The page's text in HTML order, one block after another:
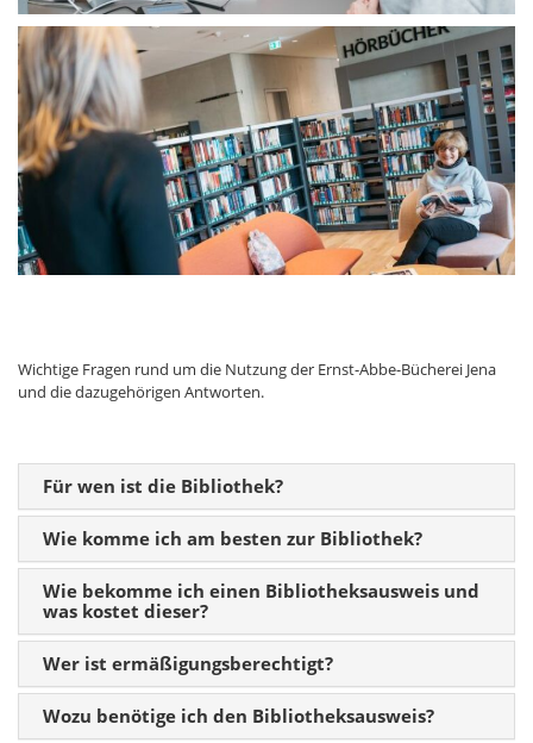
Wichtige Fragen rund um die Nutzung der Ernst-Abbe-Bücherei Jena
und die dazugehörigen Antworten.
Für wen ist die Bibliothek?
Wie komme ich am besten zur Bibliothek?
Wie bekomme ich einen Bibliotheksausweis und
was kostet dieser?
Wer ist ermäßigungsberechtigt?
Wozu benötige ich den Bibliotheksausweis?